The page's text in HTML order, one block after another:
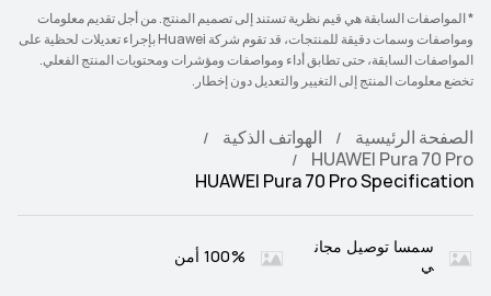
* المواصفات السابقة هي قيم نظرية تستند إلى تصميم المنتج. من أجل تقديم معلومات
ومواصفات وسمات دقيقة للمنتجات، قد تقوم شركة Huawei بإجراء تعديلات لحظية على
المواصفات السابقة، حتى تطابق أداء ومواصفات ومؤشرات ومحتويات المنتج الفعلي.
تخضع معلومات المنتج إلى التغيير والتعديل دون إخطار.
الصفحة الرئيسية
الهواتف الذكية
HUAWEI Pura 70 Pro
HUAWEI Pura 70 Pro Specification
سمسا توصيل مجان
ي
100% أمن